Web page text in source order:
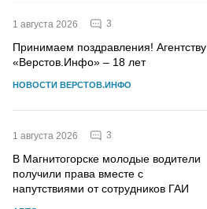
1 августа 2026 3
Принимаем поздравления! Агентству
«Верстов.Инфо» – 18 лет
НОВОСТИ ВЕРСТОВ.ИНФО
1 августа 2026 3
В Магнитогорске молодые водители
получили права вместе с
напутствиями от сотрудников ГАИ